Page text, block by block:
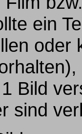
ein
oder
Bild
sind